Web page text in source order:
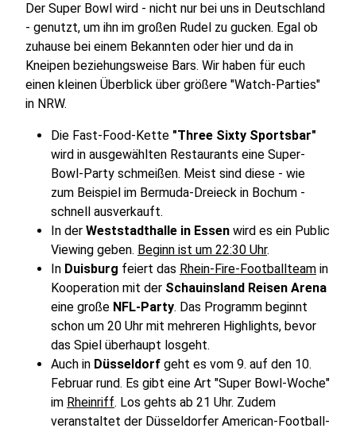
Der Super Bowl wird - nicht nur bei uns in Deutschland
- genutzt, um ihn im großen Rudel zu gucken. Egal ob
zuhause bei einem Bekannten oder hier und da in
Kneipen beziehungsweise Bars. Wir haben für euch
einen kleinen Überblick über größere "Watch-Parties"
in NRW.
Die Fast-Food-Kette "Three Sixty Sportsbar"
wird in ausgewählten Restaurants eine Super-
Bowl-Party schmeißen. Meist sind diese - wie
zum Beispiel im Bermuda-Dreieck in Bochum -
schnell ausverkauft.
In der Weststadthalle in Essen wird es ein Public
Viewing geben. Beginn ist um 22:30 Uhr.
In Duisburg feiert das Rhein-Fire-Footballteam in
Kooperation mit der Schauinsland Reisen Arena
eine große NFL-Party. Das Programm beginnt
schon um 20 Uhr mit mehreren Highlights, bevor
das Spiel überhaupt losgeht.
Auch in Düsseldorf geht es vom 9. auf den 10.
Februar rund. Es gibt eine Art "Super Bowl-Woche"
im Rheinriff. Los gehts ab 21 Uhr. Zudem
veranstaltet der Düsseldorfer American-Football-